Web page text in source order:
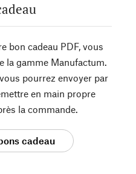
bon cadeau PDF, vous
la gamme Manufactum.
pourrez envoyer par
en main propre
la commande.
cadeau